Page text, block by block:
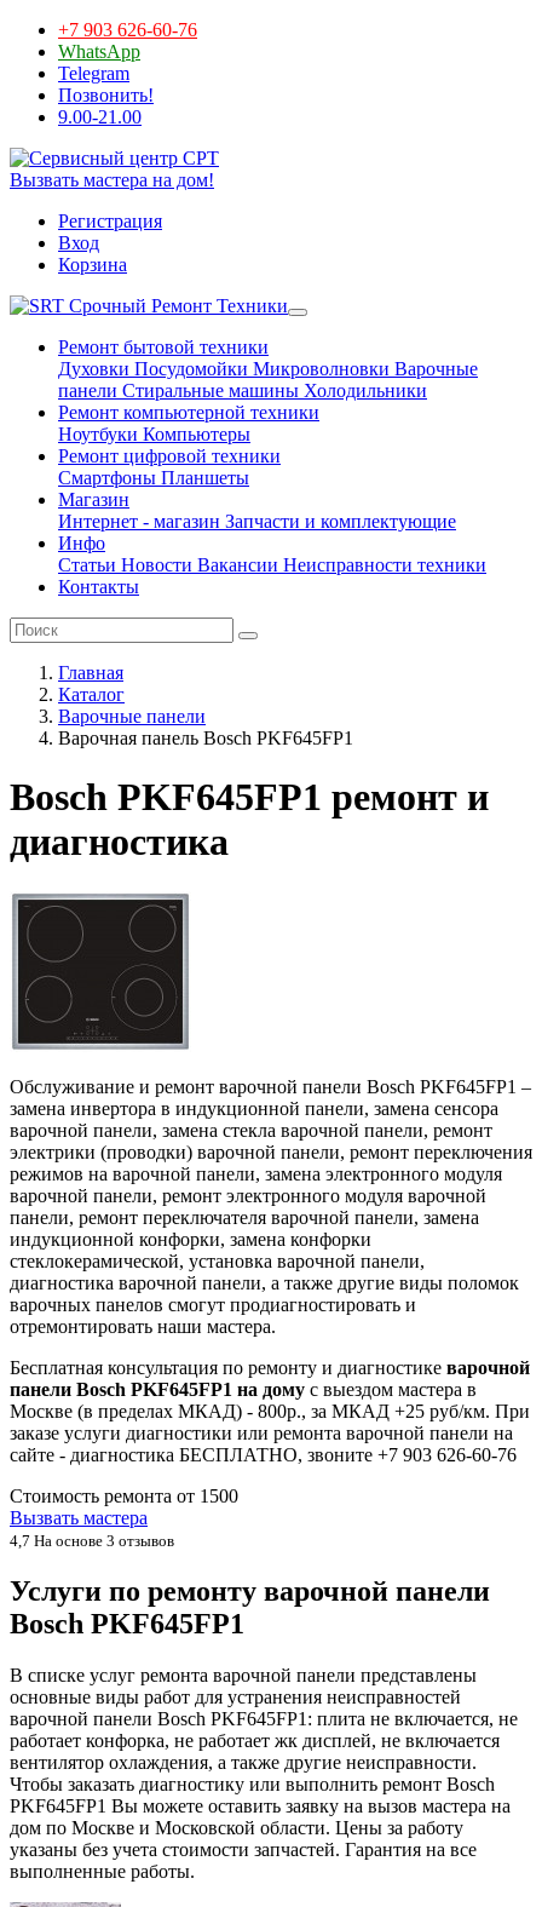
+7 903 626-60-76
WhatsApp
Telegram
Позвонить!
9.00-21.00
Вызвать мастера на дом!
Регистрация
Вход
Корзина
Срочный Ремонт Техники
Ремонт бытовой техники
Духовки Посудомойки Микроволновки Варочные
панели Стиральные машины Холодильники
Ремонт компьютерной техники
Ноутбуки Компьютеры
Ремонт цифровой техники
Смартфоны Планшеты
Магазин
Интернет - магазин Запчасти и комплектующие
Инфо
Статьи Новости Вакансии Неисправности техники
Контакты
Главная
Каталог
Варочные панели
Варочная панель Bosch PKF645FP1
Bosch PKF645FP1 ремонт и
диагностика
Обслуживание и ремонт варочной панели Bosch PKF645FP1 –
замена инвертора в индукционной панели, замена сенсора
варочной панели, замена стекла варочной панели, ремонт
электрики (проводки) варочной панели, ремонт переключения
режимов на варочной панели, замена электронного модуля
варочной панели, ремонт электронного модуля варочной
панели, ремонт переключателя варочной панели, замена
индукционной конфорки, замена конфорки
стеклокерамической, установка варочной панели,
диагностика варочной панели, а также другие виды поломок
варочных панелов смогут продиагностировать и
отремонтировать наши мастера.
Бесплатная консультация по ремонту и диагностике варочной
панели Bosch PKF645FP1 на дому с выездом мастера в
Москве (в пределах МКАД) - 800р., за МКАД +25 руб/км. При
заказе услуги диагностики или ремонта варочной панели на
сайте - диагностика БЕСПЛАТНО, звоните +7 903 626-60-76
Стоимость ремонта от 1500
Вызвать мастера
4,7 На основе 3 отзывов
Услуги по ремонту варочной панели
Bosch PKF645FP1
В списке услуг ремонта варочной панели представлены
основные виды работ для устранения неисправностей
варочной панели Bosch PKF645FP1: плита не включается, не
работает конфорка, не работает жк дисплей, не включается
вентилятор охлаждения, а также другие неисправности.
Чтобы заказать диагностику или выполнить ремонт Bosch
PKF645FP1 Вы можете оставить заявку на вызов мастера на
дом по Москве и Московской области. Цены за работу
указаны без учета стоимости запчастей. Гарантия на все
выполненные работы.